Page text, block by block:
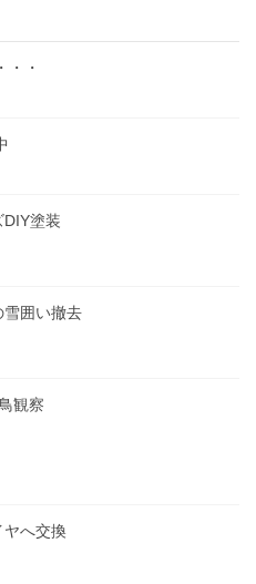
・・
DIY塗装
雪囲い撤去
観察
ヤへ交換